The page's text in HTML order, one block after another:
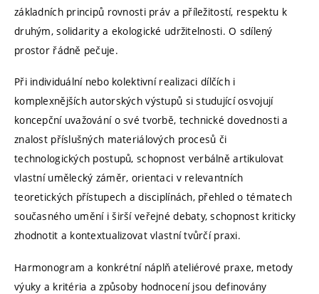
základních principů rovnosti práv a příležitostí, respektu k
druhým, solidarity a ekologické udržitelnosti. O sdílený
prostor řádně pečuje.
Při individuální nebo kolektivní realizaci dílčích i
komplexnějších autorských výstupů si studující osvojují
koncepční uvažování o své tvorbě, technické dovednosti a
znalost příslušných materiálových procesů či
technologických postupů, schopnost verbálně artikulovat
vlastní umělecký záměr, orientaci v relevantních
teoretických přístupech a disciplínách, přehled o tématech
současného umění i širší veřejné debaty, schopnost kriticky
zhodnotit a kontextualizovat vlastní tvůrčí praxi.
Harmonogram a konkrétní náplň ateliérové praxe, metody
výuky a kritéria a způsoby hodnocení jsou definovány